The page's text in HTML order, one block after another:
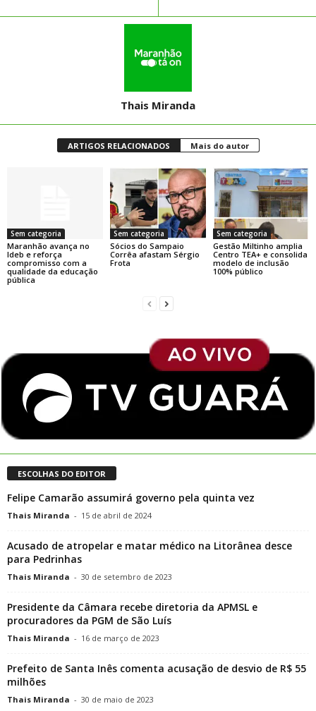
Thais Miranda
ARTIGOS RELACIONADOS Mais do autor
Sem categoria
Maranhão avança no
Ideb e reforça
compromisso com a
qualidade da educação
pública
Sem categoria
Sócios do Sampaio
Corrêa afastam Sérgio
Frota
Sem categoria
Gestão Miltinho amplia
Centro TEA+ e consolida
modelo de inclusão
100% público
ESCOLHAS DO EDITOR
Felipe Camarão assumirá governo pela quinta vez
Thais Miranda - 15 de abril de 2024
Acusado de atropelar e matar médico na Litorânea desce
para Pedrinhas
Thais Miranda - 30 de setembro de 2023
Presidente da Câmara recebe diretoria da APMSL e
procuradores da PGM de São Luís
Thais Miranda - 16 de março de 2023
Prefeito de Santa Inês comenta acusação de desvio de R$ 55
milhões
Thais Miranda - 30 de maio de 2023